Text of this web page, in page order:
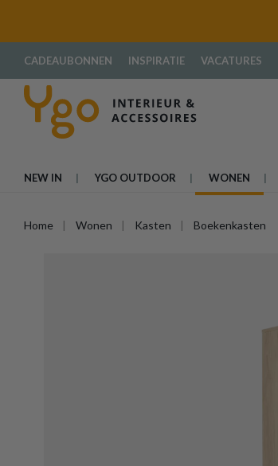
CADEAUBONNEN INSPIRATIE VACATURES
NEW IN YGO OUTDOOR WONEN
Home Wonen Kasten Boekenkasten